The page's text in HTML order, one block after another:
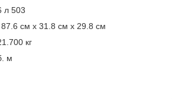
л 503
87.6 см х 31.8 см х 29.8 см
кг
м